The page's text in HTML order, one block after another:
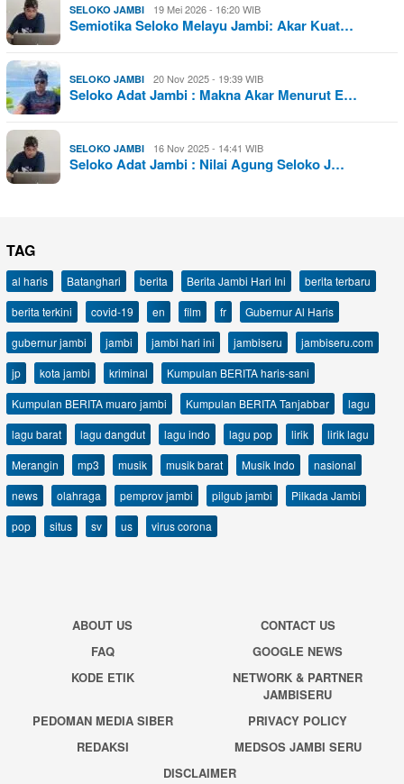
SELOKO JAMBI 19 Mei 2026 - 16:20 WIB
Semiotika Seloko Melayu Jambi: Akar Kuat…
SELOKO JAMBI 20 Nov 2025 - 19:39 WIB
Seloko Adat Jambi : Makna Akar Menurut E…
SELOKO JAMBI 16 Nov 2025 - 14:41 WIB
Seloko Adat Jambi : Nilai Agung Seloko J…
TAG
al haris Batanghari berita Berita Jambi Hari Ini
berita terbaru
berita terkini
covid-19 en film fr
Gubernur Al Haris
gubernur jambi
jambi jambi hari ini jambiseru
jambiseru.com
jp
kota jambi kriminal
Kumpulan BERITA haris-sani
Kumpulan BERITA muaro jambi
Kumpulan BERITA Tanjabbar
lagu
lagu barat
lagu dangdut lagu indo lagu pop lirik
lirik lagu
Merangin
mp3 musik musik barat Musik Indo
nasional
news
olahraga pemprov jambi pilgub jambi
Pilkada Jambi
pop
situs sv us virus corona
ABOUT US
CONTACT US
FAQ
GOOGLE NEWS
KODE ETIK
NETWORK & PARTNER
JAMBISERU
PEDOMAN MEDIA SIBER
PRIVACY POLICY
REDAKSI
MEDSOS JAMBI SERU
DISCLAIMER